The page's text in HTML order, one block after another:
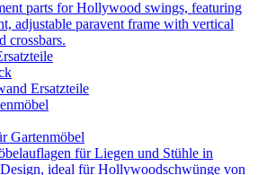
Ersatzteile
Gartenmöbel